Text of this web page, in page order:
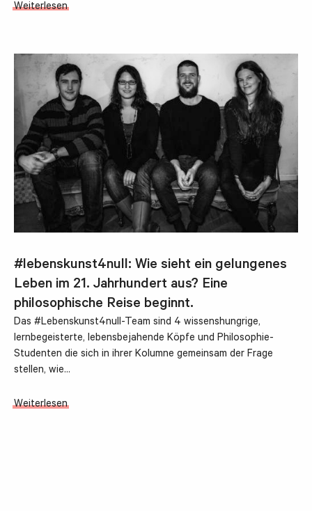
Weiterlesen
#lebenskunst4null: Wie sieht ein gelungenes
Leben im 21. Jahrhundert aus? Eine
philosophische Reise beginnt.
Das #Lebenskunst4null-Team sind 4 wissenshungrige,
lernbegeisterte, lebensbejahende Köpfe und Philosophie-
Studenten die sich in ihrer Kolumne gemeinsam der Frage
stellen, wie…
Weiterlesen